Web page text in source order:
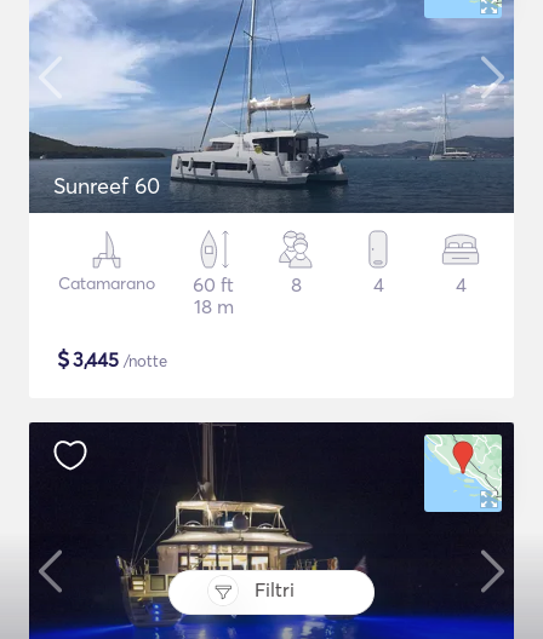
Filtri
Sunreef 60
Catamarano
60 ft
18 m
8 4 4
$3,445 /notte